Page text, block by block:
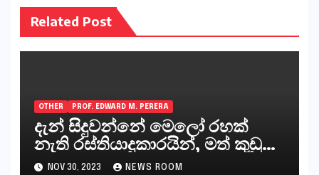
Related Post
OTHER PROF. EDWARD M. PERERA
දැන් සිදුවන්නේ මෙලෝ රහක්
නැති රස්තියාදුකාරයින්, මත් කුඩු
ගෙන්වන්නන් සහ අලෙවි
NOV 30, 2023 NEWS ROOM